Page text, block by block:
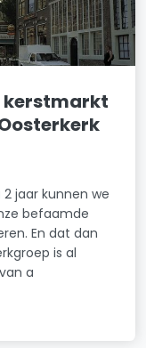
kerstmarkt
jaar kunnen we
befaamde
En dat dan
is al
a